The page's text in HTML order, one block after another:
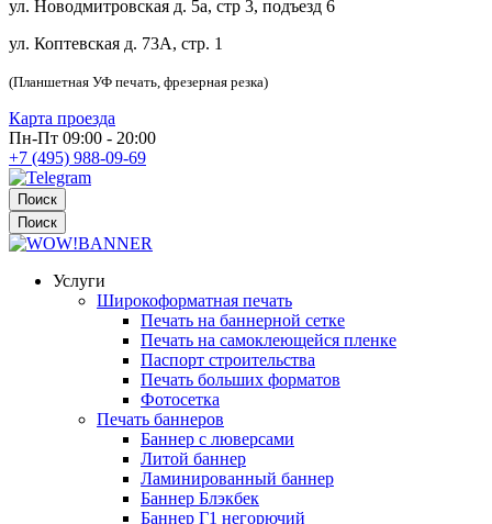
ул. Новодмитровская д. 5а, стр 3, подъезд 6
ул. Коптевская д. 73А, стр. 1
(Планшетная УФ печать, фрезерная резка)
Карта проезда
Пн-Пт 09:00 - 20:00
+7 (495) 988-09-69
Поиск
Поиск
Услуги
Широкоформатная печать
Печать на баннерной сетке
Печать на самоклеющейся пленке
Паспорт строительства
Печать больших форматов
Фотосетка
Печать баннеров
Баннер с люверсами
Литой баннер
Ламинированный баннер
Баннер Блэкбек
Баннер Г1 негорючий